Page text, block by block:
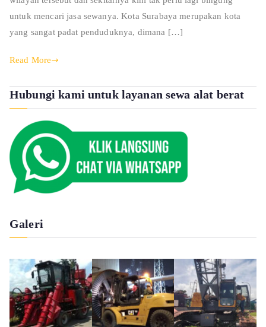
untuk mencari jasa sewanya. Kota Surabaya merupakan kota
yang sangat padat penduduknya, dimana […]
Read More
Hubungi kami untuk layanan sewa alat berat
Galeri